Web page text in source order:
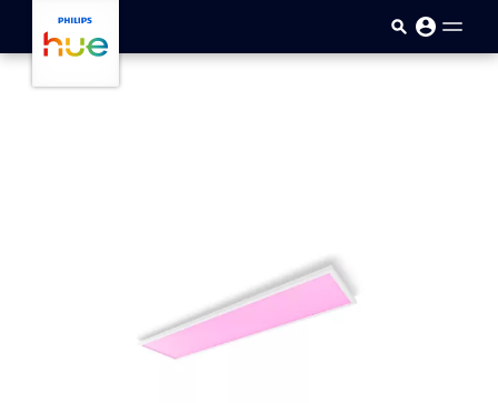
Passar para o conteúdo